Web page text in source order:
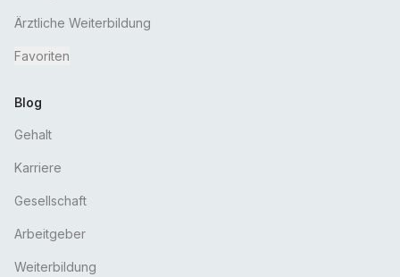
Ärztliche Weiterbildung
Favoriten
Blog
Gehalt
Karriere
Gesellschaft
Arbeitgeber
Weiterbildung